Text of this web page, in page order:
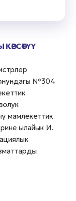
№304
мамлекеттик
ылайык И.